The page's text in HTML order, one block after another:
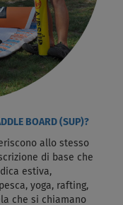
BOARD (SUP)?
allo stesso
di base che
estiva,
yoga, rafting,
che si chiamano